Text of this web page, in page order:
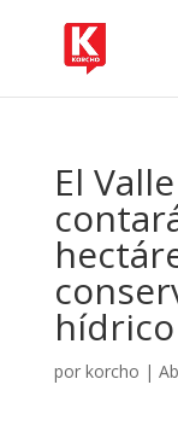
El
hídrico
por korcho |